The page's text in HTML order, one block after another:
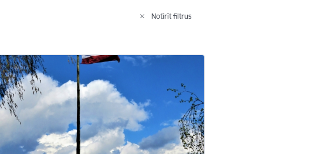
Notīrīt filtrus